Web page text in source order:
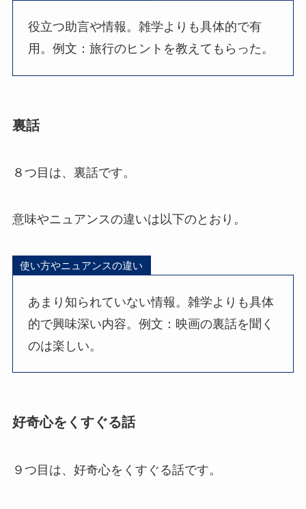
役立つ助言や情報。雑学よりも具体的で有
用。例文：旅行のヒントを教えてもらった。
裏話
８つ目は、裏話です。
意味やニュアンスの違いは以下のとおり。
使い方やニュアンスの違い
あまり知られていない情報。雑学よりも具体
的で興味深い内容。例文：映画の裏話を聞く
のは楽しい。
好奇心をくすぐる話
９つ目は、好奇心をくすぐる話です。